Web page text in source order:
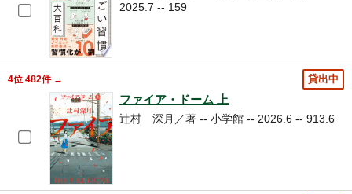
2025.7 -- 159
貸出中
4位 482件 →
ファイア・ドーム 上
辻村 深月／著 -- 小学館 -- 2026.6 -- 913.6